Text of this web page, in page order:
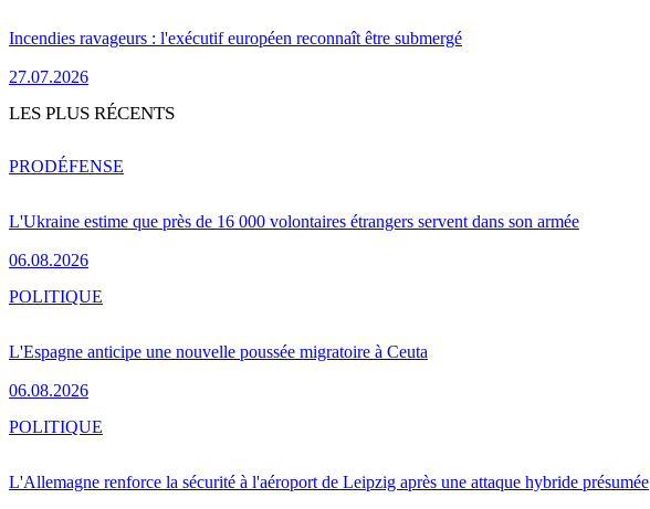
Incendies ravageurs : l'exécutif européen reconnaît être submergé
27.07.2026
LES PLUS RÉCENTS
L'Ukraine estime que près de 16 000 volontaires étrangers servent dans son armée
06.08.2026
PRODÉFENSE
L'Espagne anticipe une nouvelle poussée migratoire à Ceuta
06.08.2026
POLITIQUE
L'Allemagne renforce la sécurité à l'aéroport de Leipzig après une attaque hybride présumée
POLITIQUE